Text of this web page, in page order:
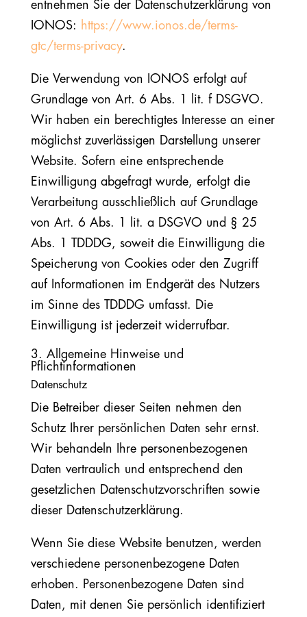
entnehmen Sie der Datenschutzerklärung von
IONOS: https://www.ionos.de/terms-
gtc/terms-privacy.
Die Verwendung von IONOS erfolgt auf
Grundlage von Art. 6 Abs. 1 lit. f DSGVO.
Wir haben ein berechtigtes Interesse an einer
möglichst zuverlässigen Darstellung unserer
Website. Sofern eine entsprechende
Einwilligung abgefragt wurde, erfolgt die
Verarbeitung ausschließlich auf Grundlage
von Art. 6 Abs. 1 lit. a DSGVO und § 25
Abs. 1 TDDDG, soweit die Einwilligung die
Speicherung von Cookies oder den Zugriff
auf Informationen im Endgerät des Nutzers
im Sinne des TDDDG umfasst. Die
Einwilligung ist jederzeit widerrufbar.
3. Allgemeine Hinweise und
Pflichtinformationen
Datenschutz
Die Betreiber dieser Seiten nehmen den
Schutz Ihrer persönlichen Daten sehr ernst.
Wir behandeln Ihre personenbezogenen
Daten vertraulich und entsprechend den
gesetzlichen Datenschutzvorschriften sowie
dieser Datenschutzerklärung.
Wenn Sie diese Website benutzen, werden
verschiedene personenbezogene Daten
erhoben. Personenbezogene Daten sind
Daten, mit denen Sie persönlich identifiziert